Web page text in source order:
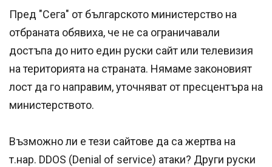
Пред "Сега" от българското министерство на
отбраната обявиха, че не са ограничавали
достъпа до нито един руски сайт или телевизия
на територията на страната. Нямаме законовият
лост да го направим, уточняват от пресцентъра на
министерството.
Възможно ли е тези сайтове да са жертва на
т.нар. DDOS (Denial of service) атаки? Други руски